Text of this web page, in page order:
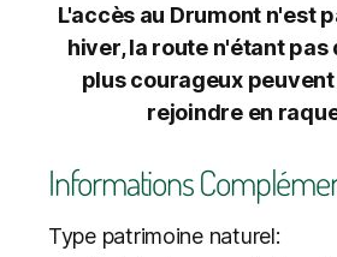
L'accès au Drumont n'est
hiver, la route n'étant pas
plus courageux
rejoindre en
Informations
Type patrimoine naturel: